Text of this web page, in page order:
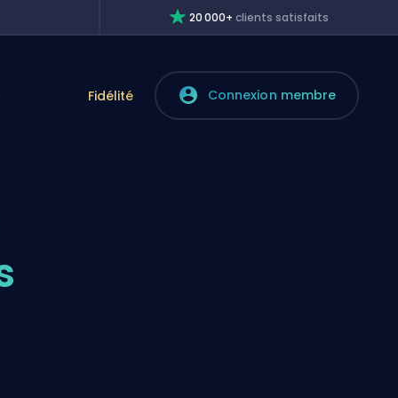
20 000+clients satisfaits
Fidélité Connexion membre